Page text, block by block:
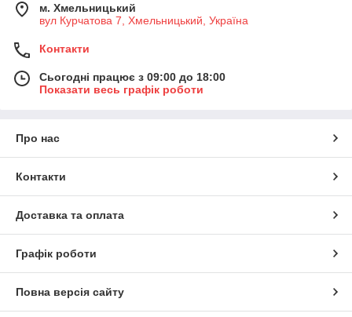
м. Хмельницький
вул Курчатова 7, Хмельницький, Україна
Контакти
Сьогодні працює з 09:00 до 18:00
Показати весь графік роботи
Про нас
Контакти
Доставка та оплата
Графік роботи
Повна версія сайту